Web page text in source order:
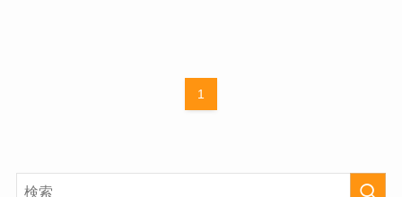
1